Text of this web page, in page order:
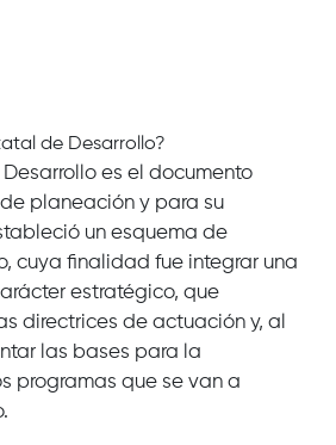
de Desarrollo?
Desarrollo es el documento
planeación y para su
un esquema de
cuya finalidad fue integrar una
estratégico, que
directrices de actuación y, al
las bases para la
programas que se van a